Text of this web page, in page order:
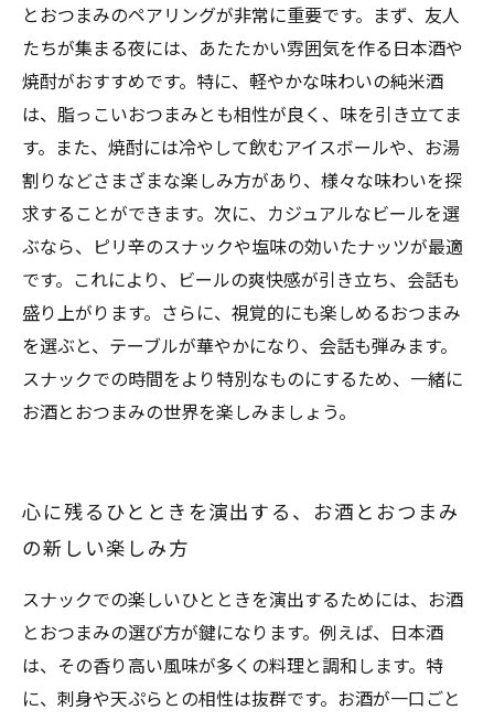
とおつまみのペアリングが非常に重要です。まず、友人
たちが集まる夜には、あたたかい雰囲気を作る日本酒や
焼酎がおすすめです。特に、軽やかな味わいの純米酒
は、脂っこいおつまみとも相性が良く、味を引き立てま
す。また、焼酎には冷やして飲むアイスボールや、お湯
割りなどさまざまな楽しみ方があり、様々な味わいを探
求することができます。次に、カジュアルなビールを選
ぶなら、ピリ辛のスナックや塩味の効いたナッツが最適
です。これにより、ビールの爽快感が引き立ち、会話も
盛り上がります。さらに、視覚的にも楽しめるおつまみ
を選ぶと、テーブルが華やかになり、会話も弾みます。
スナックでの時間をより特別なものにするため、一緒に
お酒とおつまみの世界を楽しみましょう。
心に残るひとときを演出する、お酒とおつまみ
の新しい楽しみ方
スナックでの楽しいひとときを演出するためには、お酒
とおつまみの選び方が鍵になります。例えば、日本酒
は、その香り高い風味が多くの料理と調和します。特
に、刺身や天ぷらとの相性は抜群です。お酒が一口ごと